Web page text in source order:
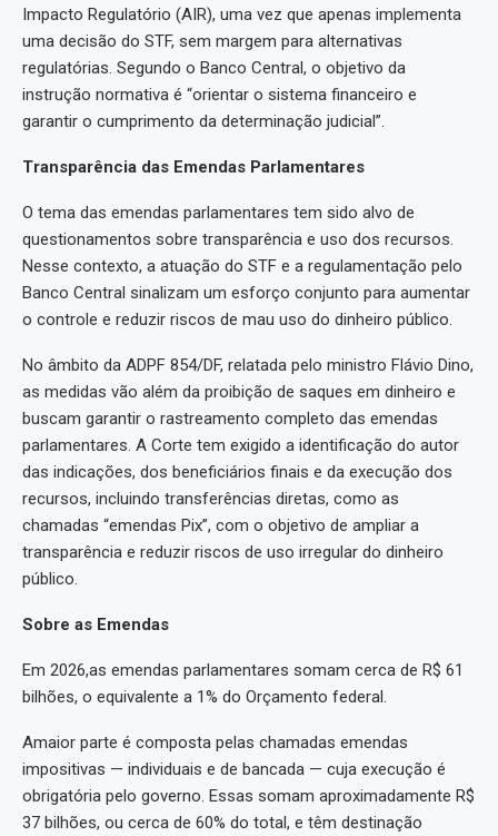
Impacto Regulatório (AIR), uma vez que apenas implementa
uma decisão do STF, sem margem para alternativas
regulatórias. Segundo o Banco Central, o objetivo da
instrução normativa é “orientar o sistema financeiro e
garantir o cumprimento da determinação judicial”.
Transparência das Emendas Parlamentares
O tema das emendas parlamentares tem sido alvo de
questionamentos sobre transparência e uso dos recursos.
Nesse contexto, a atuação do STF e a regulamentação pelo
Banco Central sinalizam um esforço conjunto para aumentar
o controle e reduzir riscos de mau uso do dinheiro público.
No âmbito da ADPF 854/DF, relatada pelo ministro Flávio Dino,
as medidas vão além da proibição de saques em dinheiro e
buscam garantir o rastreamento completo das emendas
parlamentares. A Corte tem exigido a identificação do autor
das indicações, dos beneficiários finais e da execução dos
recursos, incluindo transferências diretas, como as
chamadas “emendas Pix”, com o objetivo de ampliar a
transparência e reduzir riscos de uso irregular do dinheiro
público.
Sobre as Emendas
Em 2026,as emendas parlamentares somam cerca de R$ 61
bilhões, o equivalente a 1% do Orçamento federal.
Amaior parte é composta pelas chamadas emendas
impositivas — individuais e de bancada — cuja execução é
obrigatória pelo governo. Essas somam aproximadamente R$
37 bilhões, ou cerca de 60% do total, e têm destinação